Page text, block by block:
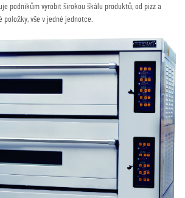
podnikům vyrobit širokou škálu produktů, od pizz a
vše v jedné jednotce.